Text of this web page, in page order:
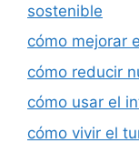
sostenible
cómo mejorar
cómo reducir
cómo usar el
cómo vivir el